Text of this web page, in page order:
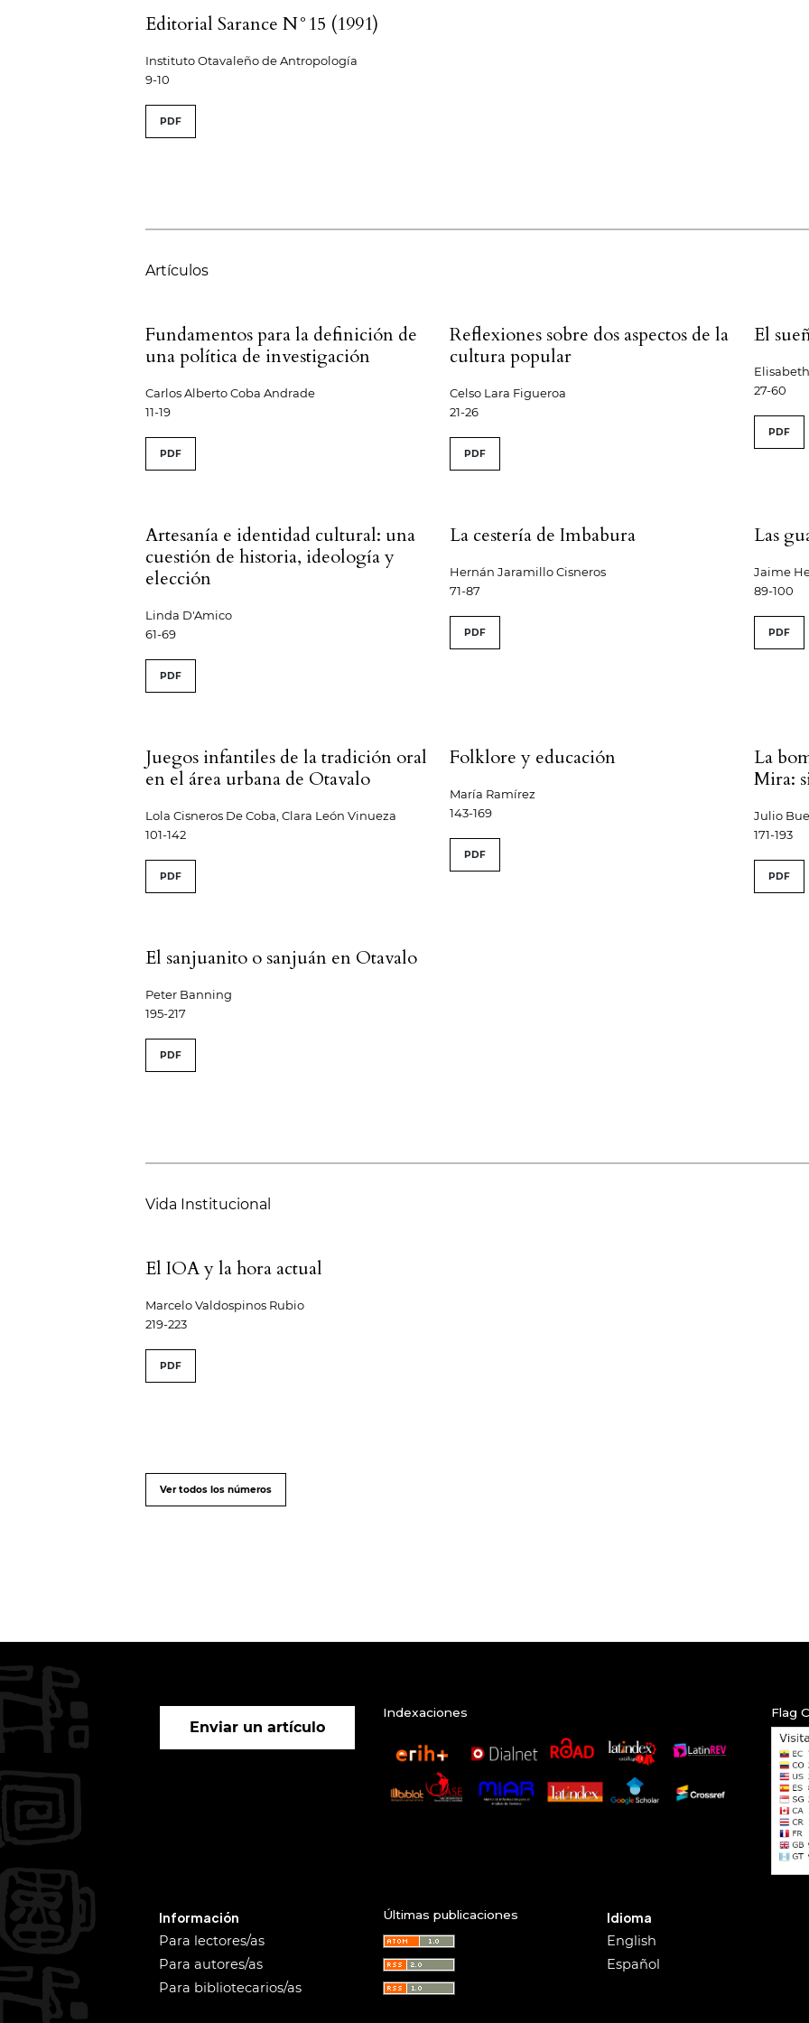
Editorial Sarance N°15 (1991)
Instituto Otavaleño de Antropología
9-10
PDF
Artículos
Fundamentos para la definición de
una política de investigación
Carlos Alberto Coba Andrade
11-19
PDF
Reflexiones sobre dos aspectos de la
cultura popular
Celso Lara Figueroa
21-26
PDF
El
27-60
PDF
Artesanía e identidad cultural: una
cuestión de historia, ideología y
elección
Linda D'Amico
61-69
PDF
La cestería de Imbabura
Hernán Jaramillo Cisneros
71-87
PDF
Las
Jaime
89-100
PDF
Juegos infantiles de la tradición oral
en el área urbana de Otavalo
Lola Cisneros De Coba, Clara León Vinueza
101-142
PDF
Folklore y educación
María Ramírez
143-169
PDF
La
Mira:
Julio
171-193
PDF
El sanjuanito o sanjuán en Otavalo
Peter Banning
195-217
PDF
Vida Institucional
El IOA y la hora actual
Marcelo Valdospinos Rubio
219-223
PDF
Ver todos los números
Enviar un artículo
Indexaciones Flag
Información
Para lectores/as
Para autores/as
Para bibliotecarios/as
Últimas publicaciones Idioma
English
Español